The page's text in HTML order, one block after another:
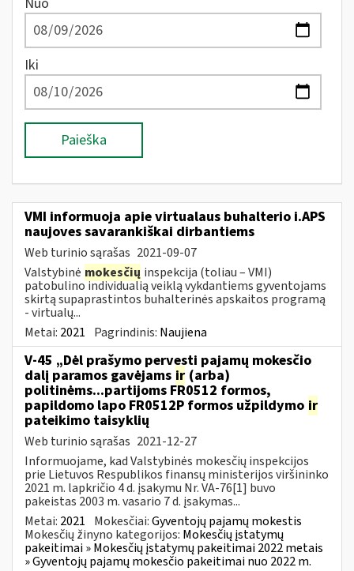
Iki
Paieška
VMI informuoja apie virtualaus buhalterio i.APS
naujoves savarankiškai dirbantiems
Web turinio sąrašas 2021-09-07
Valstybinė mokesčių inspekcija (toliau – VMI)
patobulino individualią veiklą vykdantiems gyventojams
skirtą supaprastintos buhalterinės apskaitos programą
- virtualų...
Metai: 2021 Pagrindinis: Naujiena
V-45 „Dėl prašymo pervesti pajamų mokesčio
dalį paramos gavėjams ir (arba)
politinėms...partijoms FR0512 formos,
papildomo lapo FR0512P formos užpildymo ir
pateikimo taisyklių
Web turinio sąrašas 2021-12-27
Informuojame, kad Valstybinės mokesčių inspekcijos
prie Lietuvos Respublikos finansų ministerijos viršininko
2021 m. lapkričio 4 d. įsakymu Nr. VA-76[1] buvo
pakeistas 2003 m. vasario 7 d. įsakymas...
Metai: 2021 Mokesčiai:Gyventojų pajamų mokestis
Mokesčių žinyno kategorijos: Mokesčių įstatymų
pakeitimai » Mokesčių įstatymų pakeitimai 2022 metais
» Gyventojų pajamų mokesčio pakeitimai nuo 2022 m.